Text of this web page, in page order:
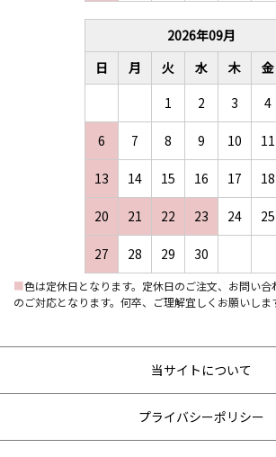
2026年09月
日
月 火 水 木 金
1
2 3 4
6 7 8 9 10 11
13 14 15 16 17 18
20 21 22 23 24 25
27 28 29 30
■色は定休日となります。定休日のご注文、お問い合
のご対応となります。何卒、ご理解宜しくお願いしま
当サイトについて
プライバシーポリシー